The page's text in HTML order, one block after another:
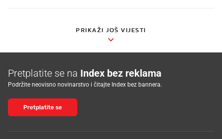
PRIKAŽI JOŠ VIJESTI
Pretplatite se na Index bez reklama
Podržite neovisno novinarstvo i čitajte Index bez bannera.
Pretplatite se